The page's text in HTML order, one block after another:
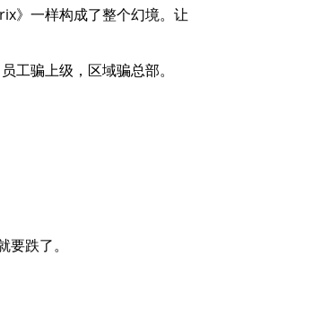
》一样构成了整个幻境。让
工骗上级，区域骗总部。
跌了。